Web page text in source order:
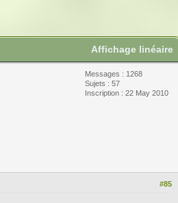
Affichage linéaire
Messages : 1268
Sujets : 57
Inscription : 22 May 2010
#85